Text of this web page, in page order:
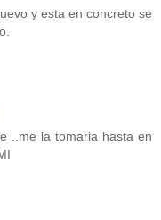
y esta en concreto se
..me la tomaria hasta en